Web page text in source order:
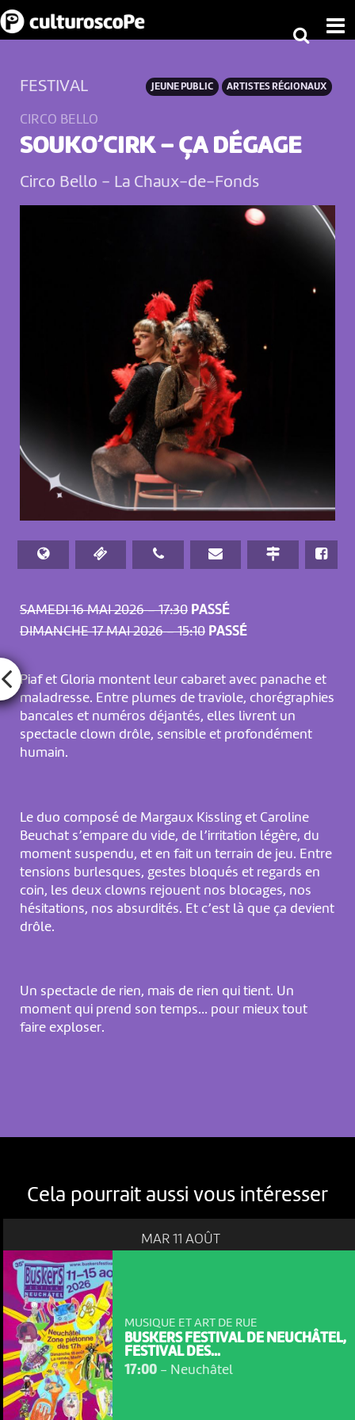
NOUS UTILISONS DES COOKIES
En poursuivant votre navigation sur le culturoscoPe site vous
consentez à l’utilisation de cookies. Les cookies nous
permettent d'analyser le trafic, d’affiner les contenus mis à
votre disposition et renseigner les acteurs·trices culturel·le·s sur
SAMEDI 16 MAI 2026 – 17:30 PASSÉ
DIMANCHE 17 MAI 2026 – 15:10 PASSÉ
ARTISTES RÉGIONAUX
JEUNE PUBLIC
FESTIVAL
CIRCO BELLO
SOUKO’CIRK – ÇA DÉGAGE
Circo Bello - La Chaux-de-Fonds
Piaf et Gloria montent leur cabaret avec panache et
maladresse. Entre plumes de traviole, chorégraphies
bancales et numéros déjantés, elles livrent un
spectacle clown drôle, sensible et profondément
humain.
Le duo composé de Margaux Kissling et Caroline
Beuchat s’empare du vide, de l’irritation légère, du
moment suspendu, et en fait un terrain de jeu. Entre
tensions burlesques, gestes bloqués et regards en
coin, les deux clowns rejouent nos blocages, nos
hésitations, nos absurdités. Et c’est là que ça devient
drôle.
Un spectacle de rien, mais de rien qui tient. Un
moment qui prend son temps… pour mieux tout
faire exploser.
Cela pourrait aussi vous intéresser
MAR 11 AOÛT
MUSIQUE ET ART DE RUE
BUSKERS FESTIVAL DE NEUCHÂTEL,
FESTIVAL DES...
17:00- Neuchâtel